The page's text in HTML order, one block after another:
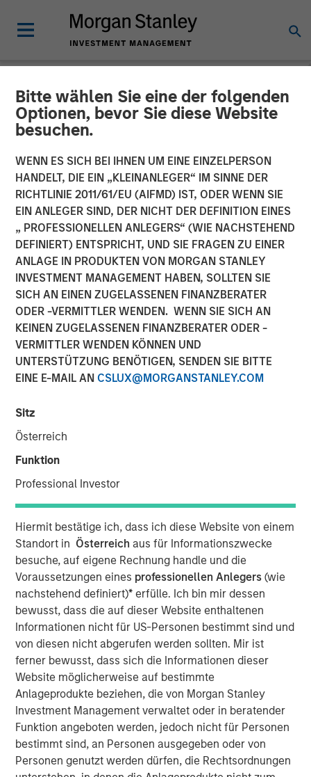
Bitte wählen Sie eine der folgenden
Optionen, bevor Sie diese Website
besuchen.
WENN ES SICH BEI IHNEN UM EINE EINZELPERSON
HANDELT, DIE EIN „KLEINANLEGER“ IM SINNE DER
RICHTLINIE 2011/61/EU (AIFMD) IST, ODER WENN SIE
EIN ANLEGER SIND, DER NICHT DER DEFINITION EINES
„ PROFESSIONELLEN ANLEGERS“ (WIE NACHSTEHEND
DEFINIERT) ENTSPRICHT, UND SIE FRAGEN ZU EINER
ANLAGE IN PRODUKTEN VON MORGAN STANLEY
INVESTMENT MANAGEMENT HABEN, SOLLTEN SIE
SICH AN EINEN ZUGELASSENEN FINANZBERATER
ODER -VERMITTLER WENDEN. WENN SIE SICH AN
KEINEN ZUGELASSENEN FINANZBERATER ODER -
VERMITTLER WENDEN KÖNNEN UND
UNTERSTÜTZUNG BENÖTIGEN, SENDEN SIE BITTE
EINE E-MAIL AN CSLUX@MORGANSTANLEY.COM
Sitz
Österreich
Funktion
Professional Investor
Hiermit bestätige ich, dass ich diese Website von einem
Standort in Österreich aus für Informationszwecke
besuche, auf eigene Rechnung handle und die
Voraussetzungen eines professionellen Anlegers(wie
nachstehend definiert)* erfülle. Ich bin mir dessen
bewusst, dass die auf dieser Website enthaltenen
Informationen nicht für US-Personen bestimmt sind und
von diesen nicht abgerufen werden sollten. Mir ist
ferner bewusst, dass sich die Informationen dieser
Website möglicherweise auf bestimmte
Anlageprodukte beziehen, die von Morgan Stanley
Investment Management verwaltet oder in beratender
Funktion angeboten werden, jedoch nicht für Personen
bestimmt sind, an Personen ausgegeben oder von
Personen genutzt werden dürfen, die Rechtsordnungen
NEWSROOM
UK Short Video AI platform
Vyntelligence (Vyn®)
announces significant new
investment with Morgan
Stanley Investment
Management and Blume
Equity to fuel US expansion
19 NOVEMBER 2025
(customer and field) work by simplifying and
speeding up processes with Agentic Video
The new $30 million investment, from Blume Equity
and Morgan Stanley Investment Management’s 1GT
will power US expansion and further enhance AI
capabilities, at one of the UK’s fastest growing
Video AI-powered companies
Vyn® helps customers maximise the efficiency of
frontline work, using smart video technology to
deliver and repair assets safely, at faster pace and
lower cost by avoiding waste, creating a positive
impact on People, Profit and Planet
LONDON – November 19, 2025
Vyntelligence (Vyn®), a category-pioneering Agentic
Video Intelligence Work Platform, announces its largest
investment to date, a $30m in Series B funding co-led by